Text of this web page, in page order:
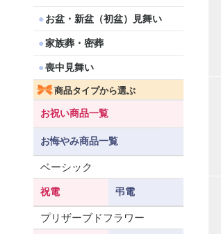
お盆・新盆（初盆）見舞い
家族葬・密葬
喪中見舞い
商品タイプから選ぶ
お祝い商品一覧
お悔やみ商品一覧
ベーシック
祝電 弔電
プリザーブドフラワー